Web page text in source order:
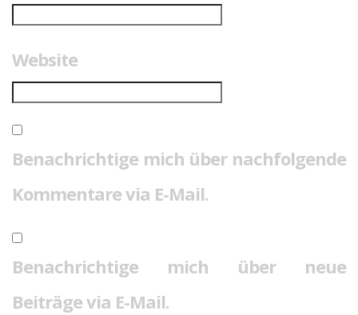
Website
Benachrichtige mich über nachfolgende
Kommentare via E-Mail.
Benachrichtige mich über neue
Beiträge via E-Mail.